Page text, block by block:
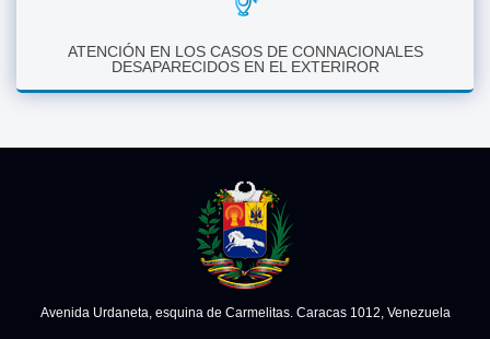
ATENCIÓN EN LOS CASOS DE CONNACIONALES
DESAPARECIDOS EN EL EXTERIROR
Avenida Urdaneta, esquina de Carmelitas. Caracas 1012, Venezuela